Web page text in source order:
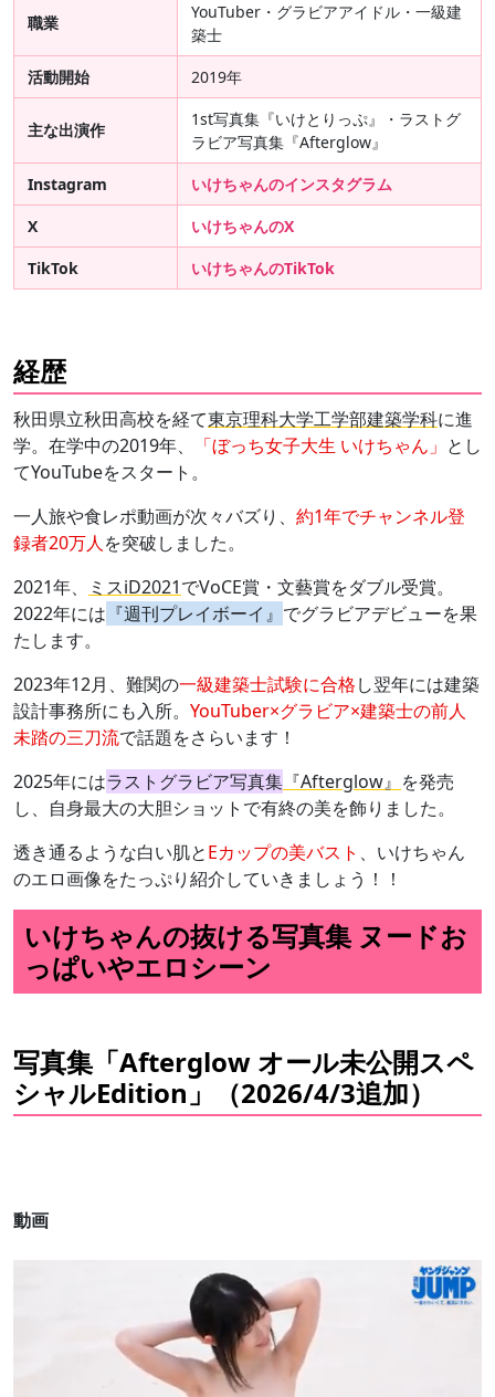
職業
YouTuber・グラビアアイドル・一級建
築士
活動開始
2019年
主な出演作
1st写真集『いけとりっぷ』・ラストグ
ラビア写真集『Afterglow』
Instagram
いけちゃんのインスタグラム
X
いけちゃんのX
TikTok
いけちゃんのTikTok
経歴
秋田県立秋田高校を経て東京理科大学工学部建築学科に進
学。在学中の2019年、
「ぼっち女子大生 いけちゃん」 とし
てYouTubeをスタート。
一人旅や食レポ動画が次々バズり、 約1年でチャンネル登
録者20万人を突破しました。
2021年、
ミスiD2021でVoCE賞・文藝賞をダブル受賞。
2022年には 『週刊プレイボーイ』 でグラビアデビューを果
たします。
2023年12月、難関の一級建築士試験に合格し翌年には建築
設計事務所にも入所。 YouTuber×グラビア×建築士の前人
未踏の三刀流で話題をさらいます！
2025年にはラストグラビア写真集 『Afterglow』 を発売
し、自身最大の大胆ショットで有終の美を飾りました。
透き通るような白い肌とEカップの美バスト 、いけちゃん
のエロ画像をたっぷり紹介していきましょう！！
いけちゃんの抜ける写真集 ヌードお
っぱいやエロシーン
写真集「Afterglow オール未公開スペ
シャルEdition」（2026/4/3追加）
動画